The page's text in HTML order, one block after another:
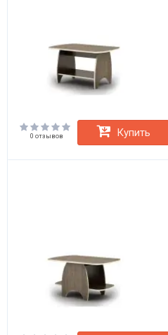
0 отзывов Купить